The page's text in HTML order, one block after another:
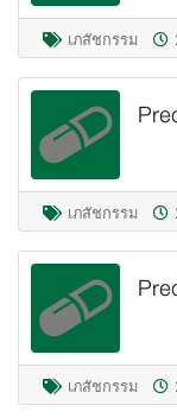
เภสัชกรรม
เภสัชกรรม
เภสัชกรรม